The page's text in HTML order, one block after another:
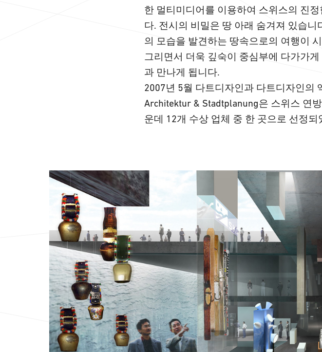
한 멀티미디어를 이용하여 스위스의 진
다. 전시의 비밀은 땅 아래 숨겨져 있습
의 모습을 발견하는 땅속으로의 여행이
그리면서 더욱 깊숙이 중심부에 다가가
과 만나게 됩니다.
2007년 5월 다트디자인과 다트디자인의
Architektur & Stadtplanung은 스위스 연
운데 12개 수상 업체 중 한 곳으로 선정되